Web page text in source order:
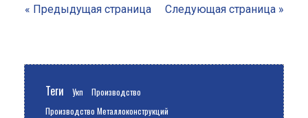
« Предыдущая страница Следующая страница »
Теги Укп
Производство
Производство Металлоконструкций